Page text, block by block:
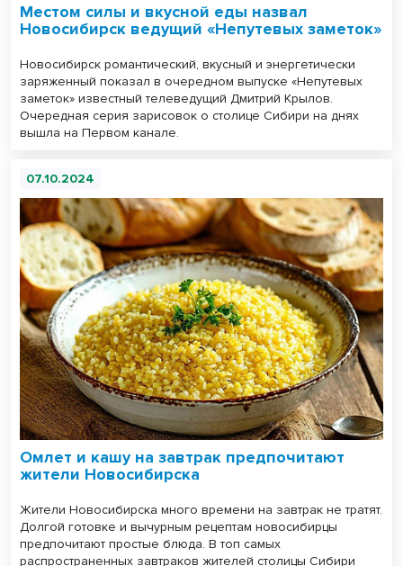
Местом силы и вкусной еды назвал
Новосибирск ведущий «Непутевых заметок»
Новосибирск романтический, вкусный и энергетически
заряженный показал в очередном выпуске «Непутевых
заметок» известный телеведущий Дмитрий Крылов.
Очередная серия зарисовок о столице Сибири на днях
вышла на Первом канале.
07.10.2024
Омлет и кашу на завтрак предпочитают
жители Новосибирска
Жители Новосибирска много времени на завтрак не тратят.
Долгой готовке и вычурным рецептам новосибирцы
предпочитают простые блюда. В топ самых
распространенных завтраков жителей столицы Сибири